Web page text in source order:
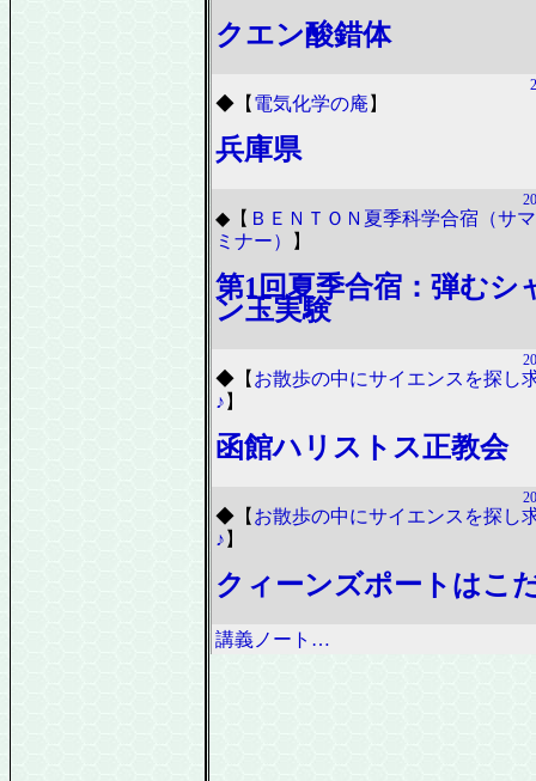
クエン酸錯体
◆ 【 電気化学の庵 】
兵庫県
◆ 【 ＢＥＮＴＯＮ夏季科学合宿（サ
ミナー）
】
第1回夏季合宿：弾むシ
ン玉実験
◆ 【 お散歩の中にサイエンスを探し
♪ 】
函館ハリストス正教会
◆ 【 お散歩の中にサイエンスを探し
♪ 】
クィーンズポートはこ
講義ノート…